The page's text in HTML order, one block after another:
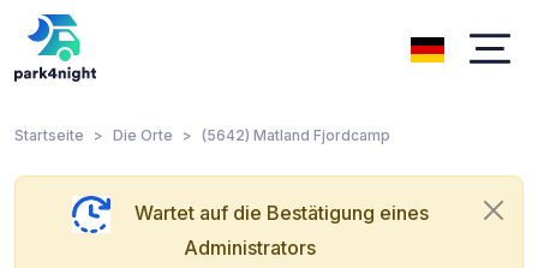
Startseite Die Orte (5642) Matland Fjordcamp
Wartet auf die Bestätigung eines
Administrators